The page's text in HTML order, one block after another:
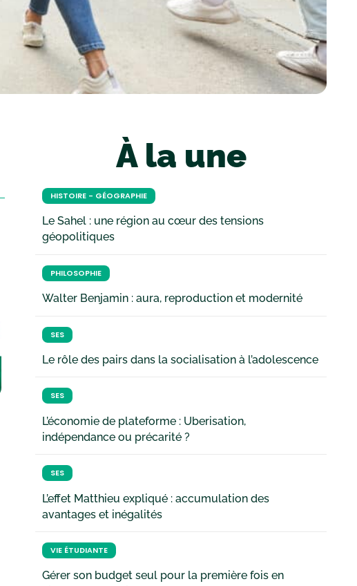
À la une
HISTOIRE - GÉOGRAPHIE
Le Sahel : une région au cœur des tensions
géopolitiques
PHILOSOPHIE
Walter Benjamin : aura, reproduction et modernité
SES
Le rôle des pairs dans la socialisation à l’adolescence
SES
L’économie de plateforme : Uberisation,
indépendance ou précarité ?
SES
L’effet Matthieu expliqué : accumulation des
avantages et inégalités
VIE ÉTUDIANTE
Gérer son budget seul pour la première fois en